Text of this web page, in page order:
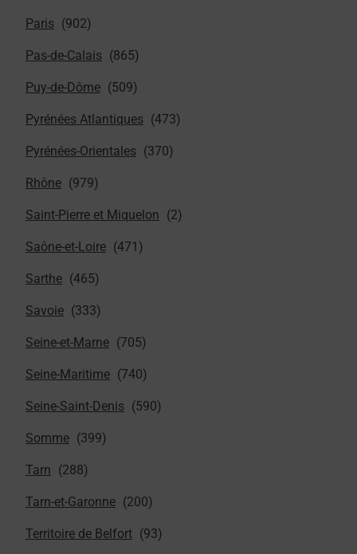
Paris
Pas-de-Calais
Puy-de-Dôme
Pyrénées Atlantiques
Pyrénées-Orientales
Rhône
Saint-Pierre et Miquelon
Saône-et-Loire
Sarthe
Savoie
Seine-et-Marne
Seine-Maritime
Seine-Saint-Denis
Somme
Tarn
Tarn-et-Garonne
Territoire de Belfort